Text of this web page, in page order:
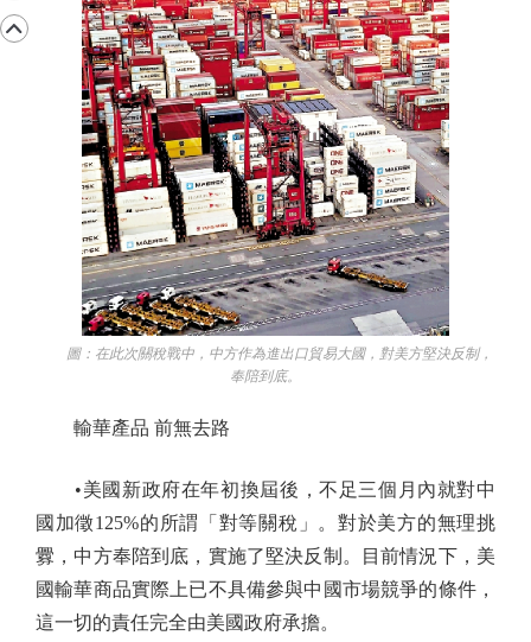
圖：在此次關稅戰中，中方作為進出口貿易大國，對美方堅決反制，
奉陪到底。
輸華產品 前無去路
•美國新政府在年初換屆後，不足三個月內就對中
國加徵125%的所謂「對等關稅」。對於美方的無理挑
釁，中方奉陪到底，實施了堅決反制。目前情況下，美
國輸華商品實際上已不具備參與中國市場競爭的條件，
這一切的責任完全由美國政府承擔。